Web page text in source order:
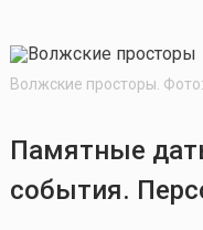
Волжские просторы. Фото:
Памятные
события.